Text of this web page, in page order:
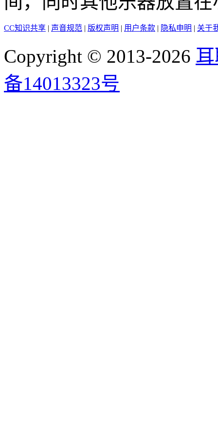
CC知识共享 | 声音规范 | 版权声明 | 用户条款 | 隐私申明 | 关于
Copyright © 2013-2026
备14013323号